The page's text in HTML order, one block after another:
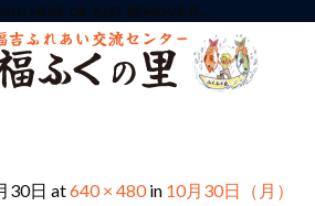
HERE OR JUST REMOVE IT...
30日 at640 × 480in 10月30日（月）